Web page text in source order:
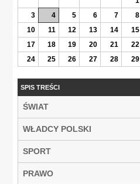
3
4 5 6 7 8
10
11 12 13 14 15
17
18 19 20 21 22
24
25 26 27 28 29
SPIS TREŚCI
ŚWIAT
WŁADCY POLSKI
SPORT
PRAWO